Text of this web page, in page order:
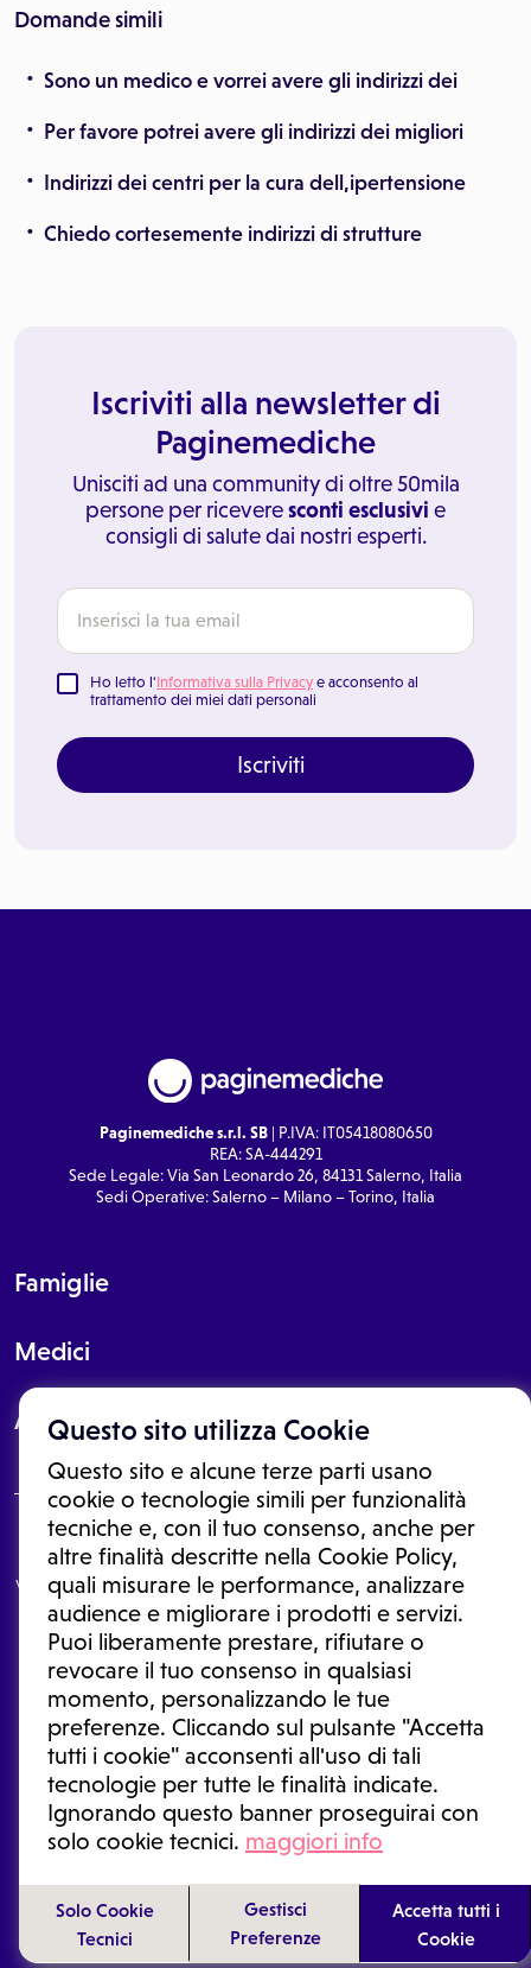
Questo sito utilizza Cookie
Questo sito e alcune terze parti usano
cookie o tecnologie simili per funzionalità
tecniche e, con il tuo consenso, anche per
altre finalità descritte nella Cookie Policy,
quali misurare le performance, analizzare
audience e migliorare i prodotti e servizi.
Puoi liberamente prestare, rifiutare o
revocare il tuo consenso in qualsiasi
momento, personalizzando le tue
preferenze. Cliccando sul pulsante "Accetta
tutti i cookie" acconsenti all'uso di tali
tecnologie per tutte le finalità indicate.
Ignorando questo banner proseguirai con
solo cookie tecnici. maggiori info
Solo Cookie
Tecnici
Gestisci
Preferenze
Accetta tutti i
Cookie
Domande simili
Sono un medico e vorrei avere gli indirizzi dei
Per favore potrei avere gli indirizzi dei migliori
Indirizzi dei centri per la cura dell,ipertensione
Chiedo cortesemente indirizzi di strutture
Iscriviti alla newsletter di
Paginemediche
Unisciti ad una community di oltre 50mila
persone per riceveresconti esclusivi e
consigli di salute dai nostri esperti.
Ho letto l'Informativa sulla Privacy e acconsento al
trattamento dei miei dati personali
Iscriviti
Paginemediche s.r.l. SB| P.IVA: IT05418080650
REA: SA-444291
Sede Legale: Via San Leonardo 26, 84131 Salerno, Italia
Sedi Operative: Salerno – Milano – Torino, Italia
Famiglie
Medici
About
Le informazioni proposte in questo sito non sono un consulto medico.
In nessun caso, queste informazioni sostituiscono un consulto, una
visita o una diagnosi formulata dal medico. Non si devono considerare
le informazioni disponibili come suggerimenti per la formulazione di
una diagnosi, la determinazione di un trattamento o l'assunzione o
sospensione di un farmaco senza prima consultare un medico di
medicina generale o uno specialista.
Condizioni di utilizzo|Privacy Policy |Gestione cookie
Ⓒ 2026 | Tutti i diritti riservati.